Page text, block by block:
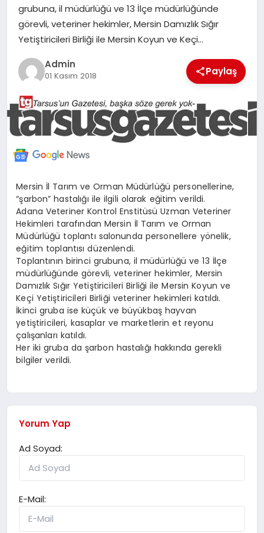
MERSIN
grubuna, il müdürlüğü ve 13 İlçe müdürlüğünde
görevli, veteriner hekimler, Mersin Damızlık Sığır
Yetiştiricileri Birliği ile Mersin Koyun ve Keçi…
Admin
01 Kasım 2018 Paylaş
Mersin İl Tarım ve Orman Müdürlüğü personellerine,
“şarbon” hastalığı ile ilgili olarak eğitim verildi.
Adana Veteriner Kontrol Enstitüsü Uzman Veteriner
Hekimleri tarafından Mersin İl Tarım ve Orman
Müdürlüğü toplantı salonunda personellere yönelik,
eğitim toplantısı düzenlendi.
Toplantının birinci grubuna, il müdürlüğü ve 13 İlçe
müdürlüğünde görevli, veteriner hekimler, Mersin
Damızlık Sığır Yetiştiricileri Birliği ile Mersin Koyun ve
Keçi Yetiştiricileri Birliği veteriner hekimleri katıldı.
İkinci gruba ise küçük ve büyükbaş hayvan
yetiştiricileri, kasaplar ve marketlerin et reyonu
çalışanları katıldı.
Her iki gruba da şarbon hastalığı hakkında gerekli
bilgiler verildi.
Yorum Yap
Ad Soyad:
E-Mail: